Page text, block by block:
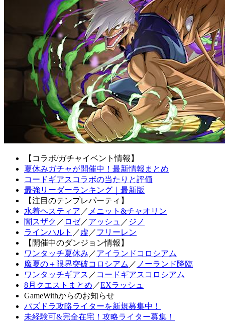
【コラボ/ガチャイベント情報】
夏休みガチャが開催中！最新情報まとめ
コードギアスコラボの当たりと評価
最強リーダーランキング｜最新版
【注目のテンプレパーティ】
水着ヘスティア ／ メニット&チャオリン
闇スザク ／ ロゼ／アッシュ ／ ジノ
ラインハルト ／ 虚 ／フリーレン
【開催中のダンジョン情報】
ワンタッチ夏休み ／アイランドコロシアム
魔夏の＋限界突破コロシアム ／ ノーランド降臨
ワンタッチギアス ／ コードギアスコロシアム
8月クエストまとめ ／EXラッシュ
GameWithからのお知らせ
パズドラ攻略ライターを新規募集中！
未経験可&完全在宅！攻略ライター募集！